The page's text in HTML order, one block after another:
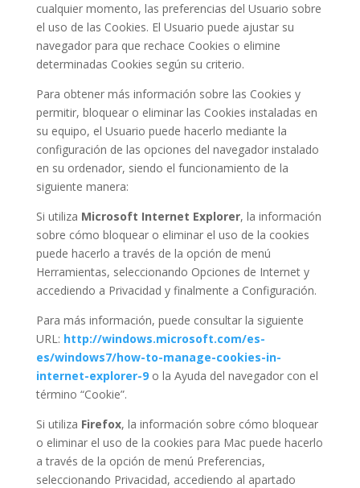
cualquier momento, las preferencias del Usuario sobre
el uso de las Cookies. El Usuario puede ajustar su
navegador para que rechace Cookies o elimine
determinadas Cookies según su criterio.
Para obtener más información sobre las Cookies y
permitir, bloquear o eliminar las Cookies instaladas en
su equipo, el Usuario puede hacerlo mediante la
configuración de las opciones del navegador instalado
en su ordenador, siendo el funcionamiento de la
siguiente manera:
Si utiliza Microsoft Internet Explorer, la información
sobre cómo bloquear o eliminar el uso de la cookies
puede hacerlo a través de la opción de menú
Herramientas, seleccionando Opciones de Internet y
accediendo a Privacidad y finalmente a Configuración.
Para más información, puede consultar la siguiente
URL: http://windows.microsoft.com/es-
es/windows7/how-to-manage-cookies-in-
internet-explorer-9o la Ayuda del navegador con el
término “Cookie”.
Si utiliza Firefox, la información sobre cómo bloquear
o eliminar el uso de la cookies para Mac puede hacerlo
a través de la opción de menú Preferencias,
seleccionando Privacidad, accediendo al apartado